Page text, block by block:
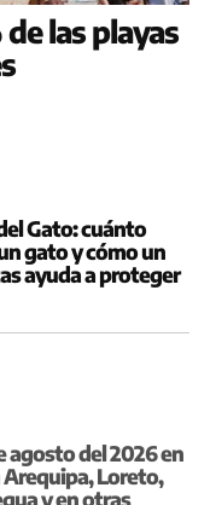
las playas
Gato: cuánto
gato y cómo un
ayuda a proteger
agosto del 2026 en
Arequipa, Loreto,
y en otras